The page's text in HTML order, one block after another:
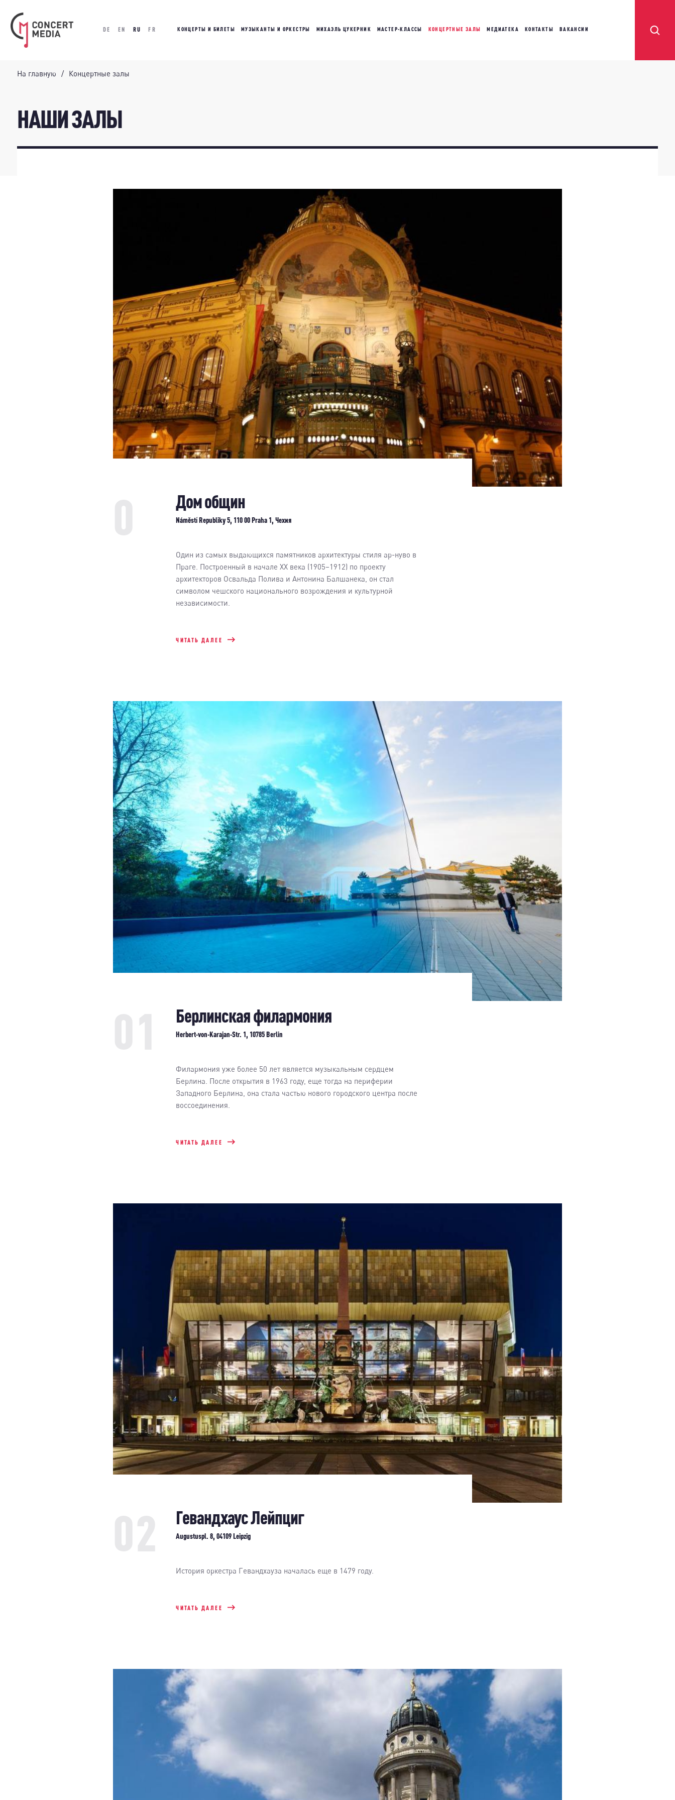
DE EN RU FR КОНЦЕРТЫ И БИЛЕТЫ МУЗЫКАНТЫ И ОРКЕСТРЫ МИХАЭЛЬ ЦУКЕРНИК МАСТЕР-КЛАССЫ КОНЦЕРТНЫЕ ЗАЛЫ МЕДИАТЕКА КОНТАКТЫ ВАКАНСИИ
На главную Концертные залы
НАШИ ЗАЛЫ
Дом общин
Náměstí Republiky 5, 110 00 Praha 1, Чехия
Один из самых выдающихся памятников архитектуры стиля ар-нуво в
Праге. Построенный в начале XX века (1905–1912) по проекту
архитекторов Освальда Полива и Антонина Балшанека, он стал
символом чешского национального возрождения и культурной
независимости.
ЧИТАТЬ ДАЛЕЕ
Берлинская филармония
Herbert-von-Karajan-Str. 1, 10785 Berlin
Филармония уже более 50 лет является музыкальным сердцем
Берлина. После открытия в 1963 году, еще тогда на периферии
Западного Берлина, она стала частью нового городского центра после
воссоединения.
ЧИТАТЬ ДАЛЕЕ
Гевандхаус Лейпциг
Augustuspl. 8, 04109 Leipzig
История оркестра Гевандхауза началась еще в 1479 году.
ЧИТАТЬ ДАЛЕЕ